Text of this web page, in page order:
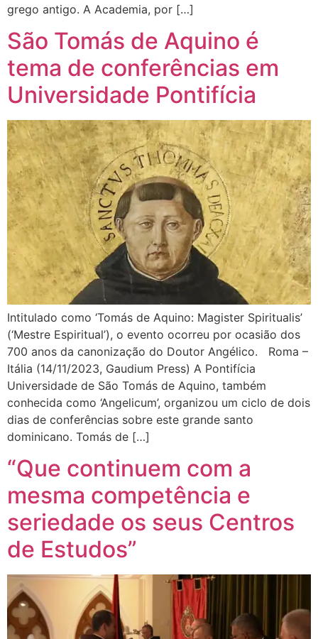
grego antigo. A Academia, por […]
São Tomás de Aquino é
tema de conferências em
Universidade Pontifícia
Intitulado como ‘Tomás de Aquino: Magister Spiritualis’
(‘Mestre Espiritual’), o evento ocorreu por ocasião dos
700 anos da canonização do Doutor Angélico. Roma –
Itália (14/11/2023, Gaudium Press) A Pontifícia
Universidade de São Tomás de Aquino, também
conhecida como ‘Angelicum’, organizou um ciclo de dois
dias de conferências sobre este grande santo
dominicano. Tomás de […]
“Que continuem com a
mesma competência e
seriedade os seus Centros
de Estudos”